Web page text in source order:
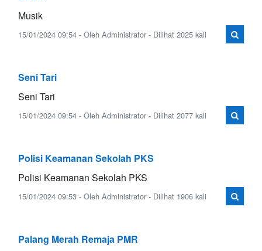
Musik
15/01/2024 09:54 - Oleh Administrator - Dilihat 2025 kali
Seni Tari
Seni Tari
15/01/2024 09:54 - Oleh Administrator - Dilihat 2077 kali
Polisi Keamanan Sekolah PKS
Polisi Keamanan Sekolah PKS
15/01/2024 09:53 - Oleh Administrator - Dilihat 1906 kali
Palang Merah Remaja PMR